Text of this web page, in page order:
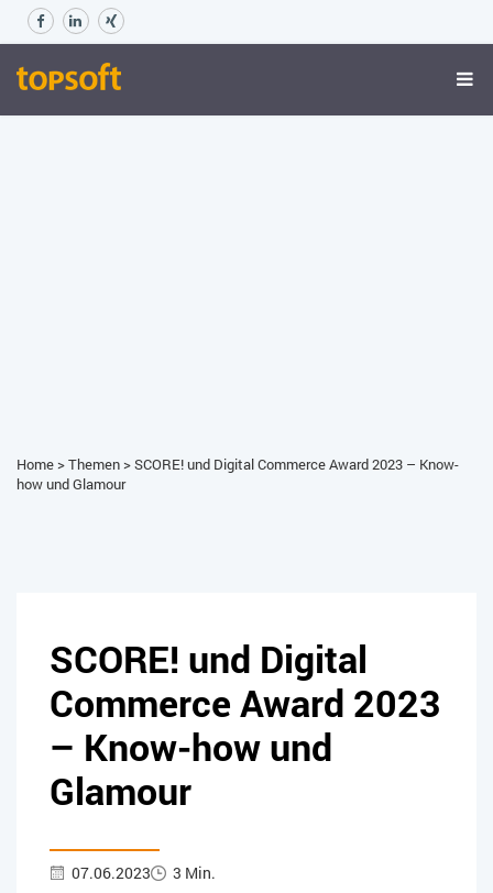
Home>Themen>SCORE! und Digital Commerce Award 2023 – Know-
how und Glamour
SCORE! und Digital
Commerce Award 2023
– Know-how und
Glamour
07.06.2023 3 Min.